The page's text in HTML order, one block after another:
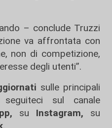
– conclude Truzzi
va affrontata con
non di competizione,
degli utenti”.
sulle principali
sul canale
su Instagram, su